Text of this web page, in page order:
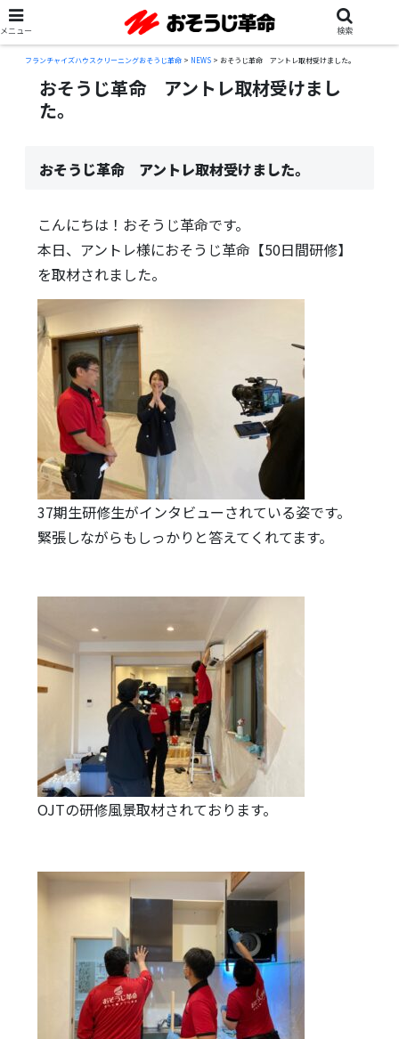
フランチャイズハウスクリーニングおそうじ革命 > NEWS > おそうじ革命 アントレ取材受けました。
おそうじ革命 アントレ取材受けまし
た。
おそうじ革命 アントレ取材受けました。
こんにちは！おそうじ革命です。
本日、アントレ様におそうじ革命【50日間研修】
を取材されました。
37期生研修生がインタビューされている姿です。
緊張しながらもしっかりと答えてくれてます。
OJTの研修風景取材されております。
メニュー 検索